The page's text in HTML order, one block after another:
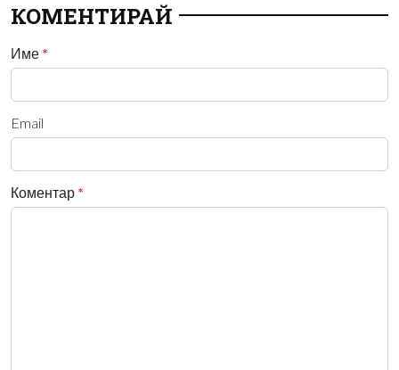
КОМЕНТИРАЙ
Име *
Email
Коментар *